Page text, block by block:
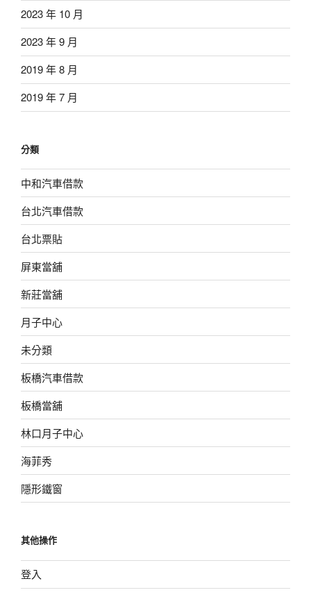
2023 年 10 月
2023 年 9 月
2019 年 8 月
2019 年 7 月
分類
中和汽車借款
台北汽車借款
台北票貼
屏東當舖
新莊當舖
月子中心
未分類
板橋汽車借款
板橋當舖
林口月子中心
海菲秀
隱形鐵窗
其他操作
登入